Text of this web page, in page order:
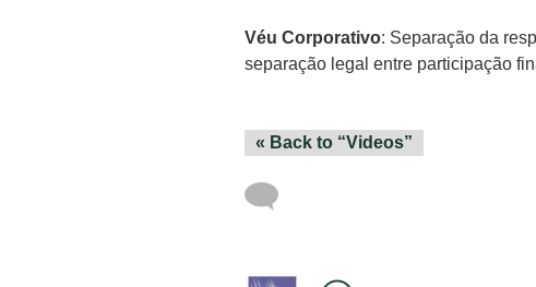
Véu Corporativo: Separação da
separação legal entre participação
« Back to “Videos”